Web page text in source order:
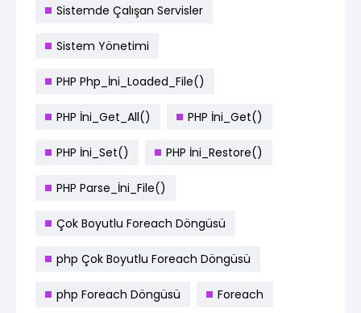
Sistemde Çalışan Servisler
Sistem Yönetimi
PHP Php_İni_Loaded_File()
PHP İni_Get_All() PHP İni_Get()
PHP İni_Set() PHP İni_Restore()
PHP Parse_İni_File()
Çok Boyutlu Foreach Döngüsü
php Çok Boyutlu Foreach Döngüsü
php Foreach Döngüsü Foreach